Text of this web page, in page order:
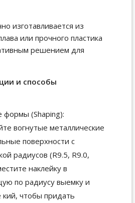
изготавливается из
или прочного пластика
решением для
и способы
формы (Shaping):
вогнутые металлические
поверхности с
радиусов (R9.5, R9.0,
наклейку в
по радиусу выемку и
чтобы придать